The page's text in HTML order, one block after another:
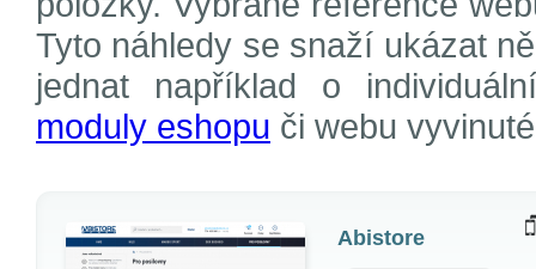
Tyto náhledy se snaží ukázat
jednat například o
moduly eshopu či webu
Abistore